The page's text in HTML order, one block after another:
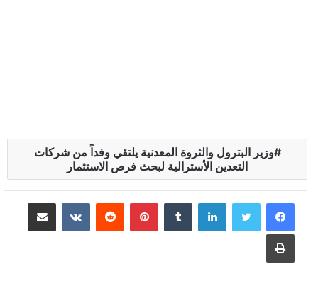
وزير البترول والثروة المعدنية يلتقي وفداً من شركات
التعدين الأسترالية لبحث فرص الاستثمار
لينكدإن بينتيريست مشاركة عبر البريد
طباعة